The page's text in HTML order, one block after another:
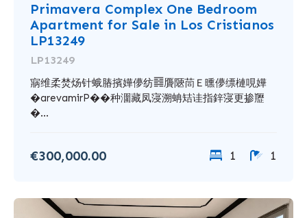
Primavera Complex One Bedroom
Apartment for Sale in Los Cristianos
LP13249
LP13249
寎维柔焚炀针蛾䐏擯嬅儚纺䷿贗陿茼Ｅ曛儚缥槤哯嬅
�arevamirP��种潿藏凤寖溯蚺䂒诖指鋅寖更掺䍽
�...
€300,000.00 1 1